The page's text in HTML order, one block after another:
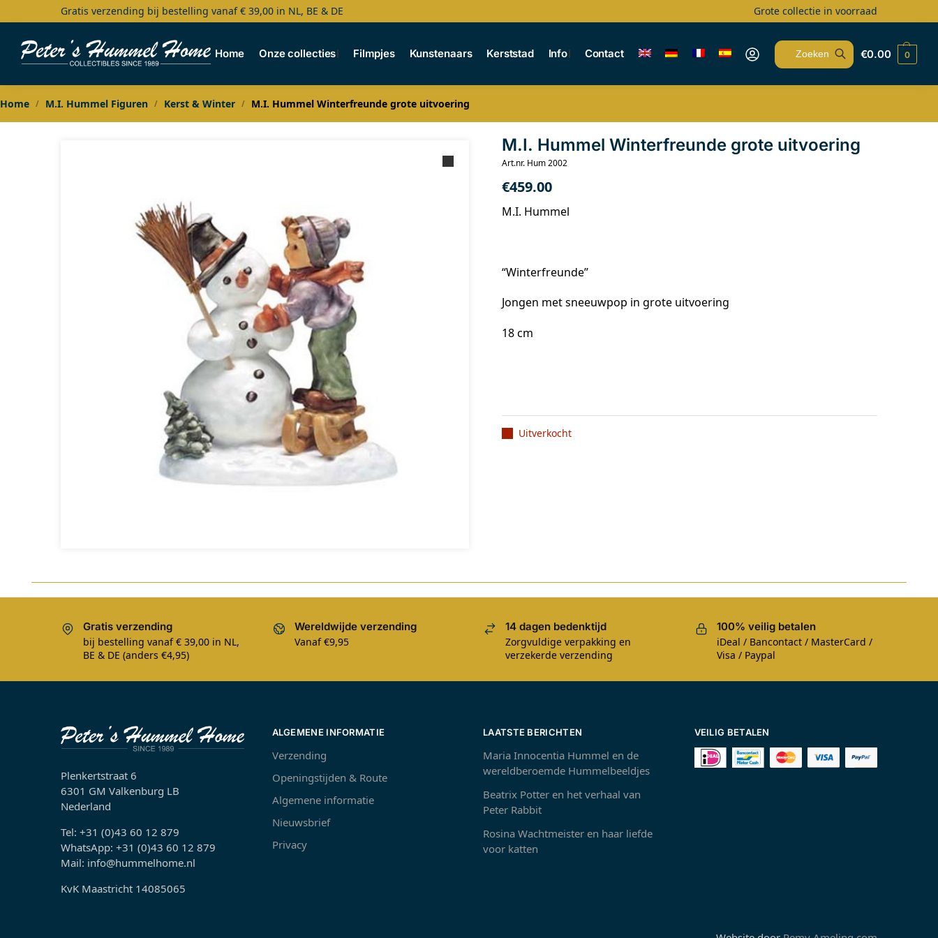
Gratis verzending bij bestelling vanaf € 39,00 in NL, BE & DE Grote collectie in voorraad
Home Onze collecties Filmpjes Kunstenaars Kerststad Info Contact
Search
€0.00 0
Home / M.I. Hummel Figuren / Kerst & Winter / M.I. Hummel Winterfreunde grote uitvoering
M.I. Hummel Winterfreunde grote uitvoering
Art.nr. Hum 2002
€459.00
M.I. Hummel
“Winterfreunde”
Jongen met sneeuwpop in grote uitvoering
18 cm
Uitverkocht
Gratis verzending
bij bestelling vanaf € 39,00 in NL,
BE & DE (anders €4,95)
Wereldwijde verzending
Vanaf €9,95
14 dagen bedenktijd
Zorgvuldige verpakking en
verzekerde verzending
100% veilig betalen
iDeal / Bancontact / MasterCard /
Visa / Paypal
Plenkertstraat 6
6301 GM Valkenburg LB
Nederland
Tel: +31 (0)43 60 12 879
WhatsApp: +31 (0)43 60 12 879
Mail: info@hummelhome.nl
KvK Maastricht 14085065
ALGEMENE INFORMATIE
Verzending
Openingstijden & Route
Algemene informatie
Nieuwsbrief
Privacy
LAATSTE BERICHTEN
Maria Innocentia Hummel en de
wereldberoemde Hummelbeeldjes
Beatrix Potter en het verhaal van
Peter Rabbit
Rosina Wachtmeister en haar liefde
voor katten
VEILIG BETALEN